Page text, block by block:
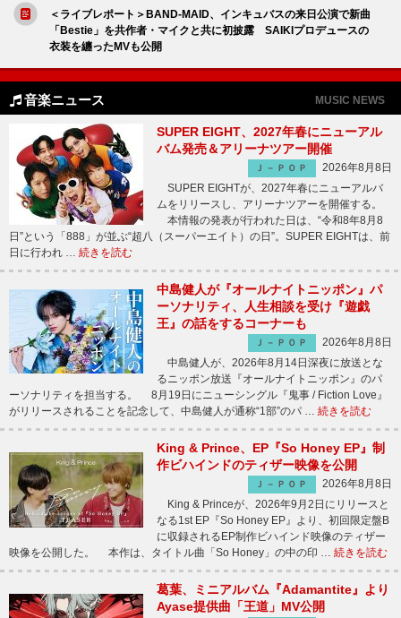
＜ライブレポート＞BAND-MAID、インキュバスの来日公演で新曲
「Bestie」を共作者・マイクと共に初披露 SAIKIプロデュースの
衣装を纏ったMVも公開
音楽ニュース MUSIC NEWS
SUPER EIGHT、2027年春にニューアル
バム発売＆アリーナツアー開催
Ｊ－ＰＯＰ
2026年8月8日
SUPER EIGHTが、2027年春にニューアルバ
ムをリリースし、アリーナツアーを開催する。
本情報の発表が行われた日は、“令和8年8月8
日”という「888」が並ぶ“超八（スーパーエイト）の日”。SUPER EIGHTは、前
日に行われ … 続きを読む
中島健人が『オールナイトニッポン』パ
ーソナリティ、人生相談を受け『遊戯
王』の話をするコーナーも
Ｊ－ＰＯＰ
2026年8月8日
中島健人が、2026年8月14日深夜に放送とな
るニッポン放送『オールナイトニッポン』のパ
ーソナリティを担当する。 8月19日にニューシングル『鬼事 / Fiction Love』
がリリースされることを記念して、中島健人が通称“1部”のパ … 続きを読む
King & Prince、EP『So Honey EP』制
作ビハインドのティザー映像を公開
Ｊ－ＰＯＰ
2026年8月8日
King & Princeが、2026年9月2日にリリースと
なる1st EP『So Honey EP』より、初回限定盤B
に収録されるEP制作ビハインド映像のティザー
映像を公開した。 本作は、タイトル曲「So Honey」の中の印 … 続きを読む
葛葉、ミニアルバム『Adamantite』より
Ayase提供曲「王道」MV公開